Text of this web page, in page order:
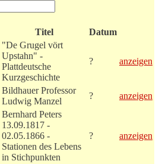
Titel Datum
"De Grugel vört
Upstahn" -
Plattdeutsche
Kurzgeschichte
? anzeigen
Bildhauer Professor
Ludwig Manzel
? anzeigen
Bernhard Peters
13.09.1817 -
02.05.1866 -
Stationen des Lebens
in Stichpunkten
? anzeigen